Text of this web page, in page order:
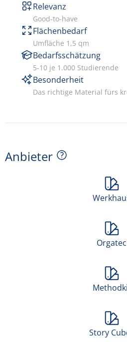
Relevanz
Good-to-have
Flächenbedarf
Umfläche 1,5 qm
Bedarfsschätzung
5-10 je 1.000 Studierende
Besonderheit
Das richtige Material fürs
Anbieter
Orgatec
Story